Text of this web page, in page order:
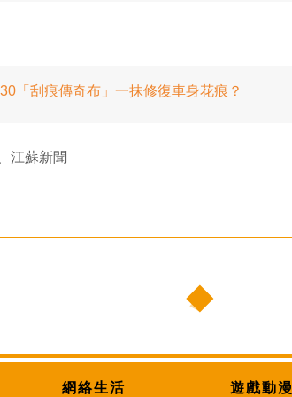
「刮痕傳奇布」一抹修復車身花痕？
、江蘇新聞
網絡生活 遊戲動漫